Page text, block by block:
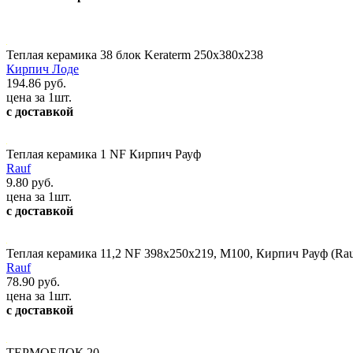
Теплая керамика 38 блок Keraterm 250х380х238
Кирпич Лоде
194.86 руб.
цена за 1шт.
с доставкой
Теплая керамика 1 NF Кирпич Рауф
Rauf
9.80 руб.
цена за 1шт.
с доставкой
Теплая керамика 11,2 NF 398х250х219, М100, Кирпич Рауф
Rauf
78.90 руб.
цена за 1шт.
с доставкой